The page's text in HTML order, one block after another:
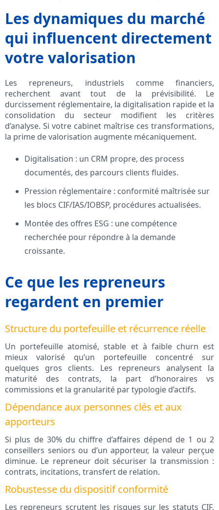
Les dynamiques du marché
qui influencent directement
votre valorisation
Les repreneurs, industriels comme financiers,
recherchent avant tout de la prévisibilité. Le
durcissement réglementaire, la digitalisation rapide et la
consolidation du secteur modifient les critères
d’analyse. Si votre cabinet maîtrise ces transformations,
la prime de valorisation augmente mécaniquement.
Digitalisation : un CRM propre, des process
documentés, des parcours clients fluides.
Pression réglementaire : conformité maîtrisée sur
les blocs CIF/IAS/IOBSP, procédures actualisées.
Montée des offres ESG : une compétence
recherchée pour répondre à la demande
croissante.
Ce que les repreneurs
regardent en premier
Structure du portefeuille et récurrence réelle
Un portefeuille atomisé, stable et à faible churn est
mieux valorisé qu’un portefeuille concentré sur
quelques gros clients. Les repreneurs analysent la
maturité des contrats, la part d’honoraires vs
commissions et la granularité par typologie d’actifs.
Dépendance aux personnes clés et aux
apporteurs
Si plus de 30% du chiffre d’affaires dépend de 1 ou 2
conseillers seniors ou d’un apporteur, la valeur perçue
diminue. Le repreneur doit sécuriser la transmission :
contrats, incitations, transfert de relation.
Robustesse du dispositif conformité
Les repreneurs scrutent les risques sur les statuts CIF,